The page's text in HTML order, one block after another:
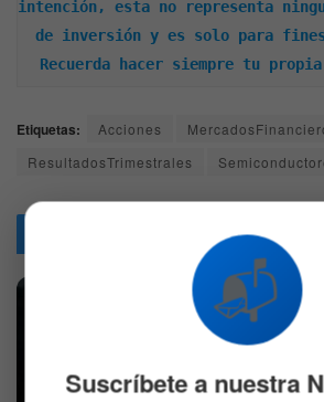
intención, esta no representa
de inversión y es solo para
Recuerda hacer siempre tu
Etiquetas: Acciones
ResultadosTrimestrales
Relacionados
📬
Suscríbete a nuestra